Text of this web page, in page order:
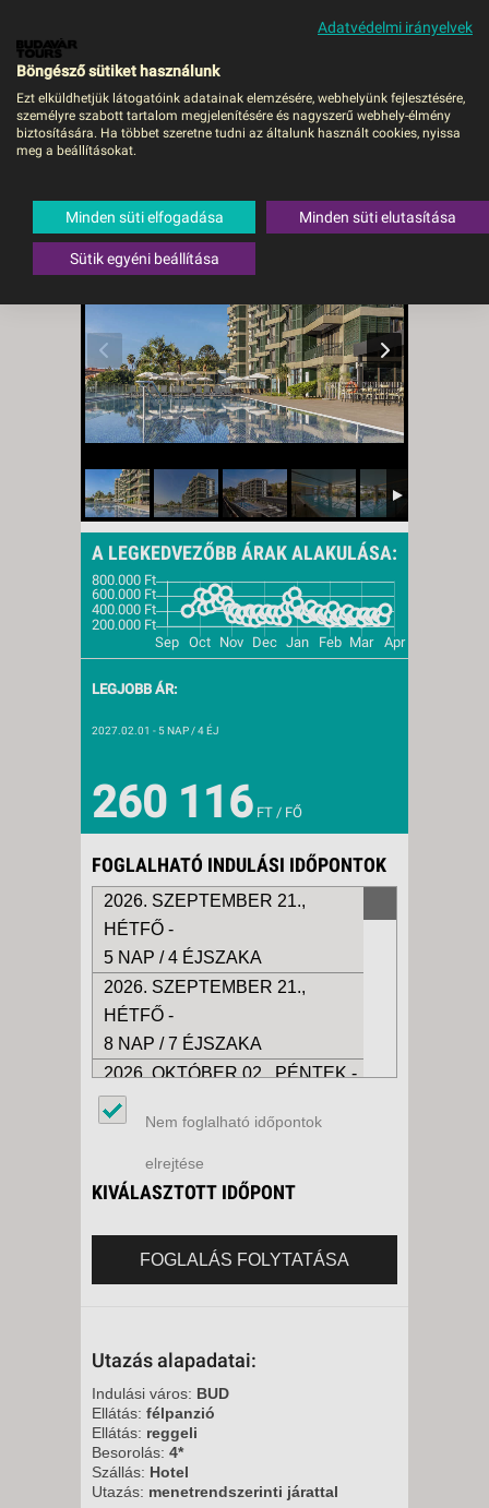
MENÜ
ENOTEL MAGNOLIA -
Portugália,Madeira, Funchal
A LEGKEDVEZŐBB ÁRAK ALAKULÁSA:
LEGJOBB ÁR:
2027.02.01 - 5 NAP / 4 ÉJ
260 116 FT / FŐ
FOGLALHATÓ INDULÁSI IDŐPONTOK
2026. SZEPTEMBER 21.,
HÉTFŐ -
5 NAP / 4 ÉJSZAKA
2026. SZEPTEMBER 21.,
HÉTFŐ -
8 NAP / 7 ÉJSZAKA
2026. OKTÓBER 02., PÉNTEK -
11 NAP / 10 ÉJSZAKA
2026. OKTÓBER 02., PÉNTEK -
8 NAP / 7 ÉJSZAKA
2026. OKTÓBER 05., HÉTFŐ -
2026. OKTÓBER 05., HÉTFŐ -
2026. OKTÓBER 09., PÉNTEK -
8 NAP / 7 ÉJSZAKA
2026. OKTÓBER 09., PÉNTEK -
11 NAP / 10 ÉJSZAKA
2026. OKTÓBER 12., HÉTFŐ -
Nem foglalható időpontok
elrejtése
KIVÁLASZTOTT IDŐPONT
FOGLALÁS FOLYTATÁSA
Utazás alapadatai:
Indulási város: BUD
Ellátás: félpanzió
Ellátás: reggeli
Besorolás: 4*
Szállás: Hotel
Utazás: menetrendszerinti járattal
Adatvédelmi irányelvek
Böngésző sütiket használunk
Ezt elküldhetjük látogatóink adatainak elemzésére, webhelyünk fejlesztésére,
személyre szabott tartalom megjelenítésére és nagyszerű webhely-élmény
biztosítására. Ha többet szeretne tudni az általunk használt cookies, nyissa
meg a beállításokat.
Minden süti elfogadása Minden süti elutasítása
Sütik egyéni beállítása